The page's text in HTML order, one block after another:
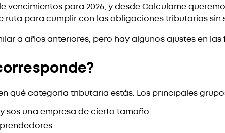
vencimientos para 2026, y desde Calculame
para cumplir con las obligaciones tributarias sin
a años anteriores, pero hay algunos ajustes en
qué categoría tributaria estás. Los principales
una empresa de cierto tamaño